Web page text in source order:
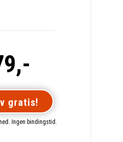
gratis!
Ingen bindingstid.